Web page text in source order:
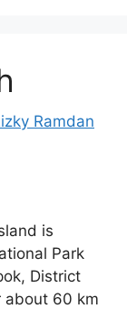
Ramdan
is
Park
District
about 60 km